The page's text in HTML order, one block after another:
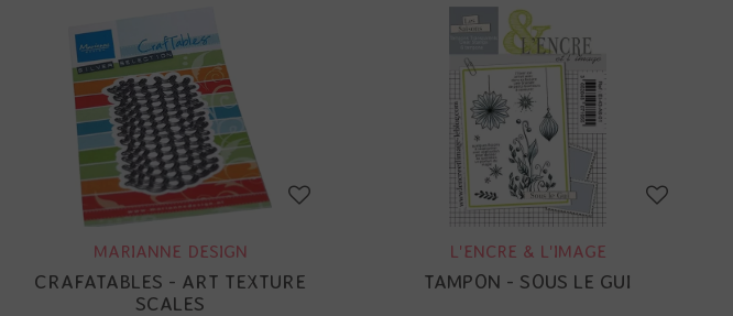
MARIANNE DESIGN
CRAFATABLES - ART TEXTURE
SCALES
L'ENCRE & L'IMAGE
TAMPON - SOUS LE GUI